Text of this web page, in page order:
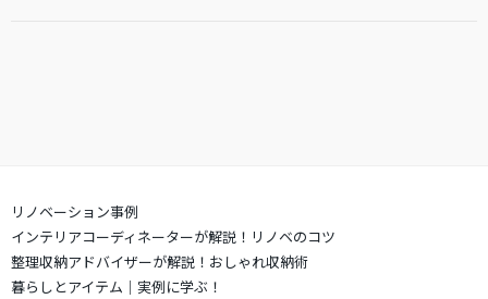
リノベーション事例
インテリアコーディネーターが解説！リノベのコツ
整理収納アドバイザーが解説！おしゃれ収納術
暮らしとアイテム｜実例に学ぶ！